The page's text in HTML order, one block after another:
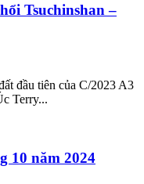
Tsuchinshan –
đầu tiên của C/2023 A3
Terry...
10 năm 2024